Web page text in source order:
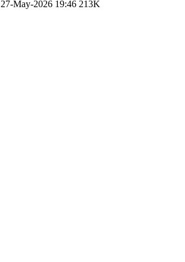
27-May-2026 19:46 213K